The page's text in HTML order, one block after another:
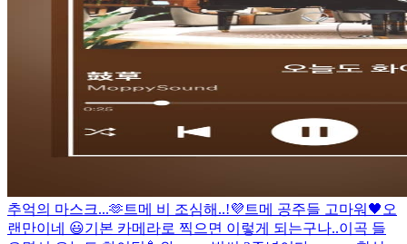
추억의 마스크...🫶 트메 비 조심해..!💜 트메 공주들 고마워🖤 오
랜만이네 😃기본 카메라로 찍으면 이렇게 되는구나..이곡 들